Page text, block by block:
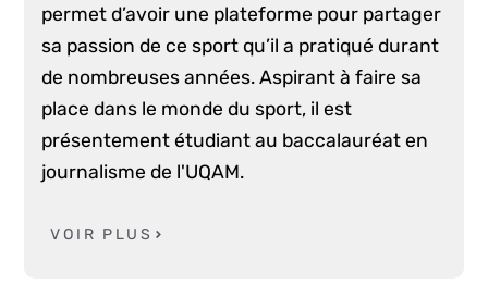
permet d’avoir une plateforme pour partager
sa passion de ce sport qu’il a pratiqué durant
de nombreuses années. Aspirant à faire sa
place dans le monde du sport, il est
présentement étudiant au baccalauréat en
journalisme de l'UQAM.
VOIR PLUS